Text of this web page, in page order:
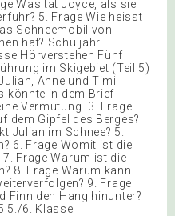
Was tat Joyce, als sie
5. Frage Wie heisst
Schneemobil von
hat? Schuljahr
Hörverstehen Fünf
im Skigebiet (Teil 5)
Anne und Timi
könnte in dem Brief
Vermutung. 3. Frage
dem Gipfel des Berges?
Julian im Schnee? 5.
6. Frage Womit ist die
Frage Warum ist die
8. Frage Warum kann
9. Frage
Finn den Hang hinunter?
5./6. Klasse